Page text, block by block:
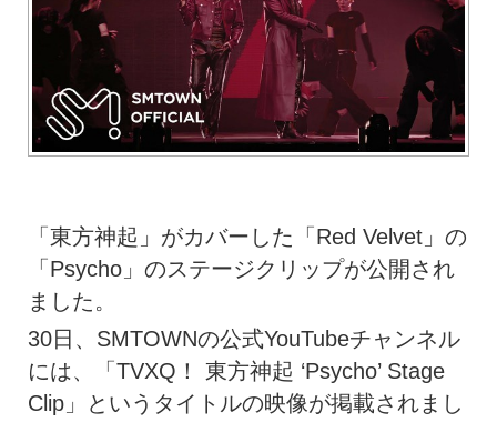
「東方神起」がカバーした「Red Velvet」の
「Psycho」のステージクリップが公開され
ました。
30日、SMTOWNの公式YouTubeチャンネル
には、「TVXQ！ 東方神起 ‘Psycho’ Stage
Clip」というタイトルの映像が掲載されまし